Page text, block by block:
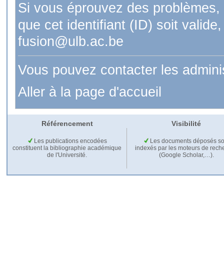
Si vous éprouvez des
que cet identifiant (ID) soit
fusion@ulb.ac.be
Vous pouvez contacter les
Aller à la page d'accueil
Référencement Visibilité
Les publications encodées
constituent la bibliographie académique
de l'Université.
Les documents déposés
indexés par les moteurs de
(Google Scholar,…).